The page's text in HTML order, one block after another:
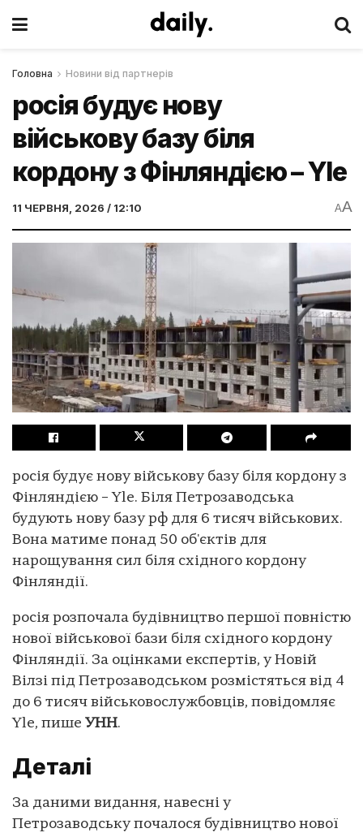
Головна Новини від партнерів
росія будує нову
військову базу біля
кордону з Фінляндією – Yle
11 ЧЕРВНЯ, 2026 / 12:10 AA
росія будує нову військову базу біля кордону з
Фінляндією – Yle. Біля Петрозаводська
будують нову базу рф для 6 тисяч військових.
Вона матиме понад 50 об'єктів для
нарощування сил біля східного кордону
Фінляндії.
росія розпочала будівництво першої повністю
нової військової бази біля східного кордону
Фінляндії. За оцінками експертів, у Новій
Вілзі під Петрозаводськом розмістяться від 4
до 6 тисяч військовослужбовців, повідомляє
Yle, пише УНН.
Деталі
За даними видання, навесні у
Петрозаводську почалося будівництво нової